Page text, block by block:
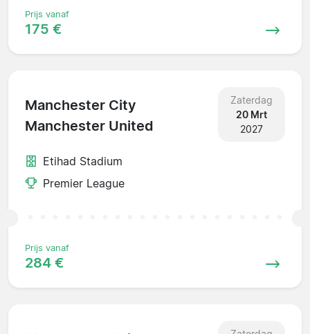
Prijs vanaf
175 €
Manchester City
Manchester United
Zaterdag
20 Mrt
2027
Etihad Stadium
Premier League
Prijs vanaf
284 €